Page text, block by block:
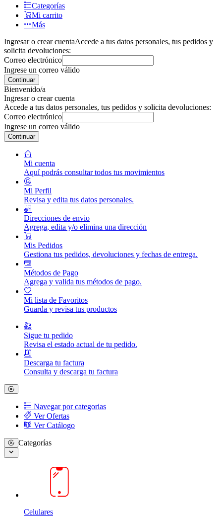
Categorías
Mi carrito
Más
Ingresar o crear cuentaAccede a tus datos personales, tus pedidos y
solicita devoluciones:
Correo electrónico
Ingrese un correo válido
Continuar
Bienvenido/a
Ingresar o crear cuenta
Accede a tus datos personales, tus pedidos y solicita devoluciones:
Correo electrónico
Ingrese un correo válido
Continuar
Mi cuenta
Aquí podrás consultar todos tus movimientos
Mi Perfil
Revisa y edita tus datos personales.
Direcciones de envio
Agrega, edita y/o elimina una dirección
Mis Pedidos
Gestiona tus pedidos, devoluciones y fechas de entrega.
Métodos de Pago
Agrega y valida tus métodos de pago.
Mi lista de Favoritos
Guarda y revisa tus productos
Sigue tu pedido
Revisa el estado actual de tu pedido.
Descarga tu factura
Consulta y descarga tu factura
Navegar por categorias
Ver Ofertas
Ver Catálogo
Categorías
Celulares